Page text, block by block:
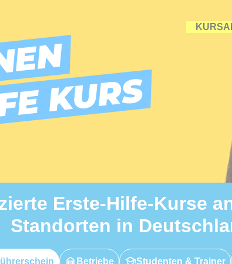
KURS
Erste-Hilfe-Kurse
Standorten in
Betriebe Studenten & Trainer